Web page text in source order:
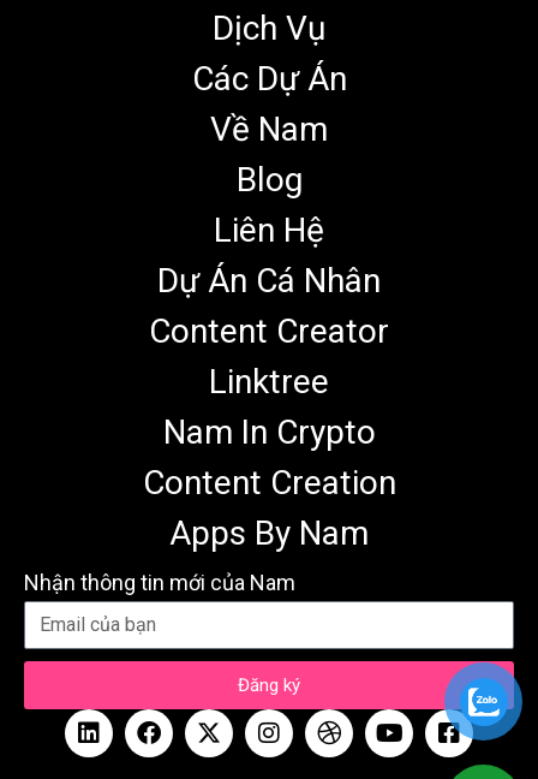
Dịch Vụ
Các Dự Án
Về Nam
Blog
Liên Hệ
Dự Án Cá Nhân
Content Creator
Linktree
Nam In Crypto
Content Creation
Apps By Nam
Nhận thông tin mới của Nam
Đăng ký